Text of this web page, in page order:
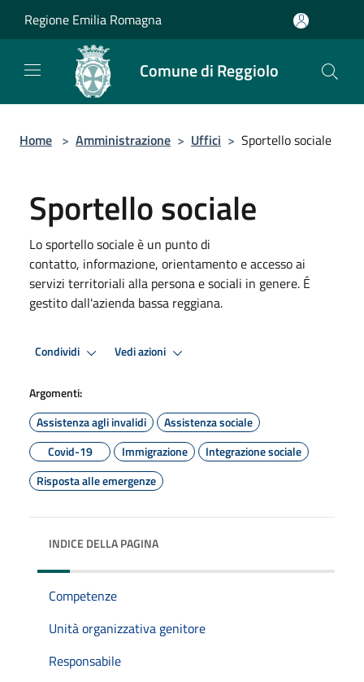
Regione Emilia Romagna
Comune di Reggiolo
Home > Amministrazione > Uffici > Sportello sociale
Sportello sociale
Lo sportello sociale è un punto di
contatto, informazione, orientamento e accesso ai
servizi territoriali alla persona e sociali in genere. É
gestito dall'azienda bassa reggiana.
Condividi Vedi azioni
Argomenti:
Assistenza agli invalidi
Assistenza sociale
Covid-19
Immigrazione
Integrazione sociale
Risposta alle emergenze
INDICE DELLA PAGINA
Competenze
Unità organizzativa genitore
Responsabile